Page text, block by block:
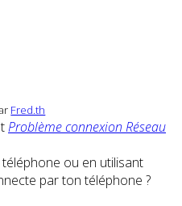
Fred.th
Problème connexion Réseau
ou en utilisant
par ton téléphone ?